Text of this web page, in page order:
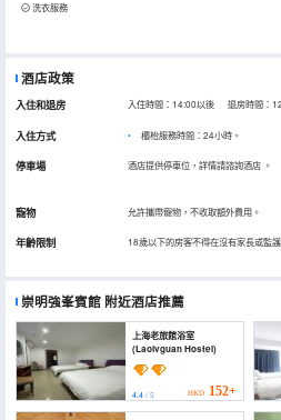
洗衣服務
酒店政策
入住和退房 入住時間：14:00以後 退房時間：
入住方式 櫃枱服務時間：24小時。
停車場 酒店提供停車位，詳情請諮詢酒店 。
寵物 允許攜帶寵物，不收取額外費用。
年齡限制 18歲以下的房客不得在沒有家長或監
崇明強峯賓館 附近酒店推薦
上海老旅館浴室
(Laolvguan Hostel)
4.4 / 5 HKD 152+